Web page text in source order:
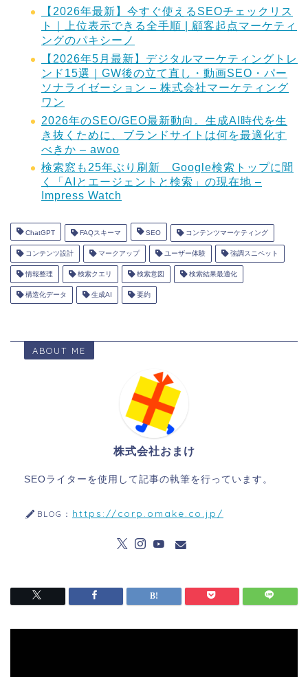
【2026年最新】今すぐ使えるSEOチェックリス
ト｜上位表示できる全手順 | 顧客起点マーケティ
ングのパキシーノ
【2026年5月最新】デジタルマーケティングトレ
ンド15選｜GW後の立て直し・動画SEO・パー
ソナライゼーション – 株式会社マーケティング
ワン
2026年のSEO/GEO最新動向。生成AI時代を生
き抜くために、ブランドサイトは何を最適化す
べきか – awoo
検索窓も25年ぶり刷新 Google検索トップに聞
く「AIとエージェントと検索」の現在地 –
Impress Watch
ChatGPT FAQスキーマ SEO コンテンツマーケティング
コンテンツ設計 マークアップ ユーザー体験 強調スニペット
情報整理 検索クエリ 検索意図 検索結果最適化
構造化データ 生成AI 要約
ABOUT ME
株式会社おまけ
SEOライターを使用して記事の執筆を行っています。
BLOG： https://corp.omake.co.jp/